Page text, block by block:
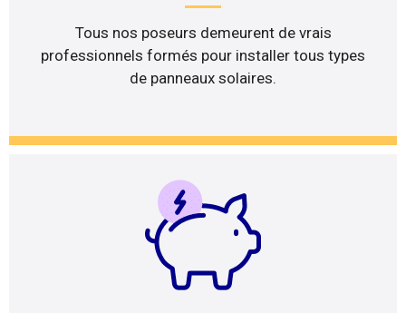
Tous nos poseurs demeurent de vrais
professionnels formés pour installer tous types
de panneaux solaires.